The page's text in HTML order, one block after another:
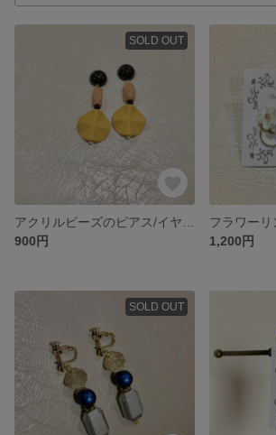
SOLD OUT
900円
フラワーリ
1,200円
SOLD OUT